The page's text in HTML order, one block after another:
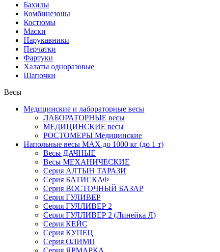
Бахилы
Комбинезоны
Костюмы
Маски
Нарукавники
Перчатки
Фартуки
Халаты одноразовые
Шапочки
Весы
Медицинские и лабораторные весы
ЛАБОРАТОРНЫЕ весы
МЕДИЦИНСКИЕ весы
РОСТОМЕРЫ Медицинские
Напольные весы MAX до 1000 кг (до 1 т)
Весы ДАЧНЫЕ
Весы МЕХАНИЧЕСКИЕ
Серия АЛТЫН ТАРАЗИ
Серия БАТИСКАФ
Серия ВОСТОЧНЫЙ БАЗАР
Серия ГУЛИВЕР
Серия ГУЛЛИВЕР 2
Серия ГУЛЛИВЕР 2 (Линейка Л)
Серия КЕЙС
Серия КУПЕЦ
Серия ОЛИМП
Серия ЯРМАРКА